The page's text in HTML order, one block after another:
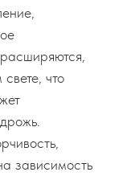
что
зависимость